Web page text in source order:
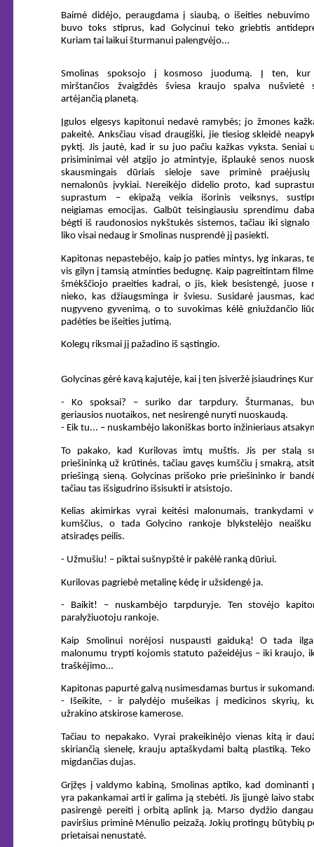
Baimė didėjo, peraugdama į siaubą, o išeities nebuvimo
buvo toks stiprus, kad Golycinui teko griebtis
Kuriam tai laikui šturmanui palengvėjo...
Smolinas spoksojo į kosmoso juodumą. Į ten, kur
mirštančios žvaigždės šviesa kraujo spalva nušvietė
artėjančią planetą.
Įgulos elgesys kapitonui nedavė ramybės; jo žmones
pakeitė. Anksčiau visad draugiški, jie tiesiog skleidė
pyktį. Jis jautė, kad ir su juo pačiu kažkas vyksta. Seniai
prisiminimai vėl atgijo jo atmintyje, išplaukė senos
skausmingais dūriais sieloje save priminė
nemalonūs įvykiai. Nereikėjo didelio proto, kad
suprastum – ekipažą veikia išorinis veiksnys,
neigiamas emocijas. Galbūt teisingiausiu sprendimu
bėgti iš raudonosios nykštukės sistemos, tačiau iki signalo
liko visai nedaug ir Smolinas nusprendė jį pasiekti.
Kapitonas nepastebėjo, kaip jo paties mintys, lyg inkaras,
vis gilyn į tamsią atminties bedugnę. Kaip pagreitintam
šmėkščiojo praeities kadrai, o jis, kiek besistengė, juose
nieko, kas džiaugsminga ir šviesu. Susidarė jausmas,
nugyveno gyvenimą, o to suvokimas kėlė gniuždančio
padėties be išeities jutimą.
Kolegų riksmai jį pažadino iš sąstingio.
Golycinas gėrė kavą kajutėje, kai į ten įsiveržė įsiaudrinęs
- Ko spoksai? – suriko dar tarpdury. Šturmanas,
geriausios nuotaikos, net nesirengė nuryti nuoskaudą.
- Eik tu... – nuskambėjo lakoniškas borto inžinieriaus
To pakako, kad Kurilovas imtų muštis. Jis per stalą
priešininką už krūtinės, tačiau gavęs kumščiu į smakrą,
priešingą sieną. Golycinas prišoko prie priešininko ir
tačiau tas išsigudrino išsisukti ir atsistojo.
Kelias akimirkas vyrai keitėsi malonumais, trankydami
kumščius, o tada Golycino rankoje blykstelėjo
atsiradęs peilis.
- Užmušiu! – piktai sušnypštė ir pakėlė ranką dūriui.
Kurilovas pagriebė metalinę kėdę ir užsidengė ja.
- Baikit! – nuskambėjo tarpduryje. Ten stovėjo
paralyžiuotoju rankoje.
Kaip Smolinui norėjosi nuspausti gaiduką! O tada
malonumu trypti kojomis statuto pažeidėjus – iki kraujo,
traškėjimo…
Kapitonas papurtė galvą nusimesdamas burtus ir
- Išeikite, - ir palydėjo mušeikas į medicinos skyrių,
užrakino atskirose kamerose.
Tačiau to nepakako. Vyrai prakeikinėjo vienas kitą ir
skiriančią sienelę, krauju aptaškydami baltą plastiką. Teko
migdančias dujas.
Grįžęs į valdymo kabiną, Smolinas aptiko, kad dominanti
yra pakankamai arti ir galima ją stebėti. Jis įjungė laivo
pasirengė pereiti į orbitą aplink ją. Marso dydžio
paviršius priminė Mėnulio peizažą. Jokių protingų būtybių
prietaisai nenustatė.